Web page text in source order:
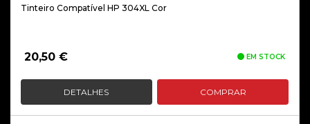
Tinteiro Compatível HP 304XL Cor
20,50 € EM STOCK
DETALHES COMPRAR